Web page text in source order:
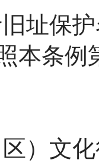
址保
本条例
）文